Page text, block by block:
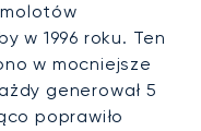
w 1996 roku. Ten
w mocniejsze
generował 5
poprawiło